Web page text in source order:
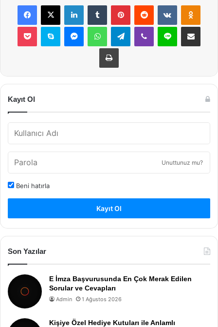
Facebook
X LinkedInTumblr PinterestReddit VKontakte
Pocket Skype MessengerWhatsAppTelegramViber Line E-Posta ile
Yazdır
Kayıt Ol
Unuttunuz mu?
Beni hatırla
Kayıt Ol
Son Yazılar
E İmza Başvurusunda En Çok Merak Edilen
Sorular ve Cevapları
Admin 1 Ağustos 2026
Kişiye Özel Hediye Kutuları ile Anlamlı